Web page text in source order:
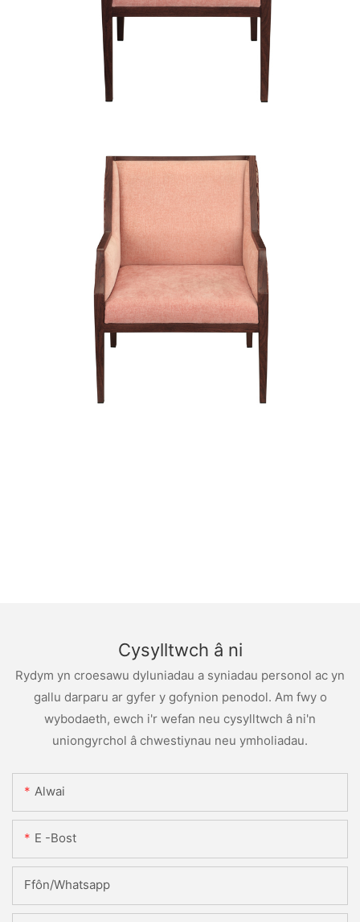
Cysylltwch â ni
Rydym yn croesawu dyluniadau a syniadau personol ac yn
gallu darparu ar gyfer y gofynion penodol. Am fwy o
wybodaeth, ewch i'r wefan neu cysylltwch â ni'n
uniongyrchol â chwestiynau neu ymholiadau.
Alwai
E -bost
Ffôn/whatsapp